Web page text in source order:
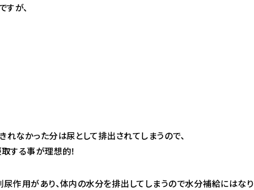
が、
れなかった分は尿として排出されてしまうので、
する事が理想的！
尿作用があり、体内の水分を排出してしまうので水分補給にはなり